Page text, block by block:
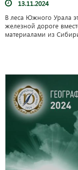
13.11.2024
В леса Южного Урала
железной дороге
материалами из